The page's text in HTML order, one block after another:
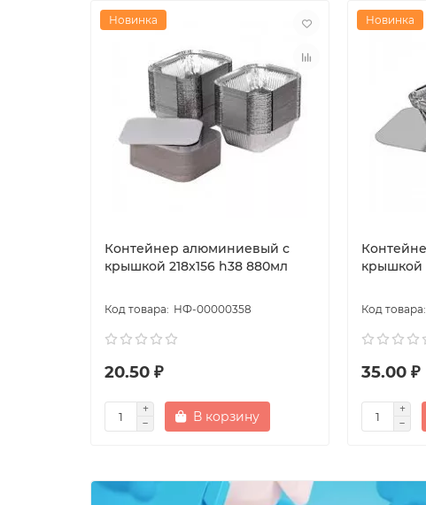
Новинка
Контейнер алюминиевый с
крышкой 218x156 h38 880мл
НФ-00000358
20.50 ₽
В корзину
Новинка
крышкой
35.00 ₽